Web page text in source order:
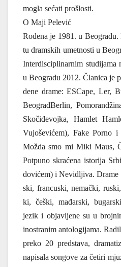
mogla seća­ti pro­šlo­sti.
O Maji Pelević
Rođe­na je 1981. u
tu dram­skih umet­no­sti u
Inter­di­sci­pli­nar­nim stu­di­ja­ma
u Beo­gra­du 2012. Čla­ni­ca je
de­ne dra­me: ESCa­pe, Ler,
Beo­građ­Ber­lin,
Sko­či­đe­voj­ka, Hamlet
Vujo­še­vi­ćem), Fake Por­no i
Možda smo mi Miki Maus,
Pot­pu­no skra­će­na isto­ri­ja
do­vi­ćem) i Nevi­dlji­va. Dra­me
ski, fran­cu­ski, nemač­ki,
ki, češki, mađar­ski,
jezik i obja­vlje­ne su u
ino­stra­nim anto­lo­gi­ja­ma.
pre­ko 20 pred­sta­va,
napi­sa­la son­go­ve za četi­ri